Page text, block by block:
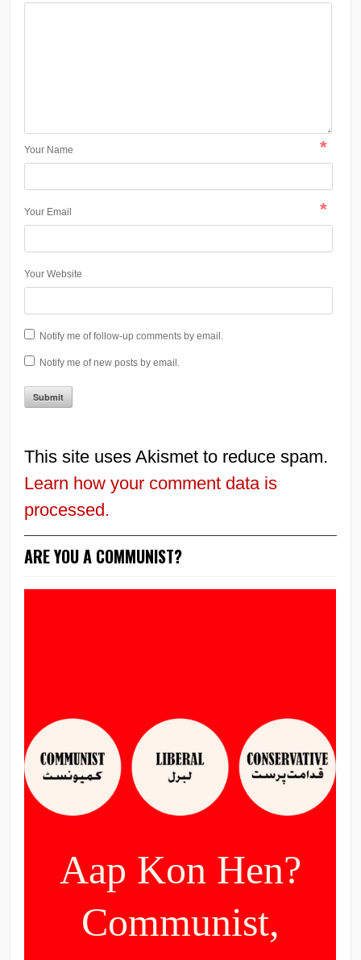
Your Name *
Your Email *
Your Website
Notify me of follow-up comments by email.
Notify me of new posts by email.
This site uses Akismet to reduce spam.
Learn how your comment data is
processed.
ARE YOU A COMMUNIST?